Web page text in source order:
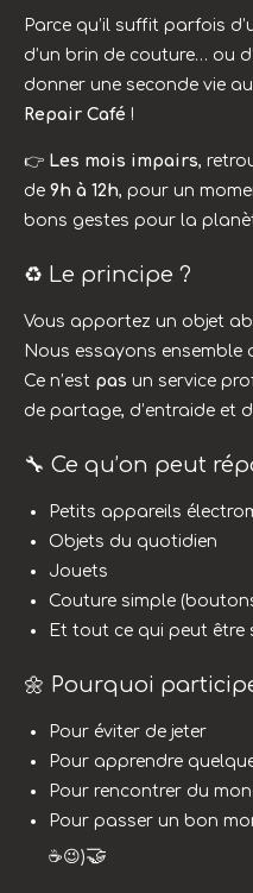
Parce qu’il suffit parfois
d’un brin de couture… ou
donner une seconde vie
Repair Café !
👉 Les mois impairs,
de 9h à 12h, pour un
bons gestes pour la
♻️ Le principe ?
Vous apportez un objet
Nous essayons ensemble
Ce n’est pas un service
de partage, d’entraide et
🔧 Ce qu’on peut
Petits appareils
Objets du quotidien
Jouets
Couture simple
Et tout ce qui peut être
🌼 Pourquoi
Pour éviter de jeter
Pour apprendre
Pour rencontrer du
Pour passer un bon
☕😉)🤝